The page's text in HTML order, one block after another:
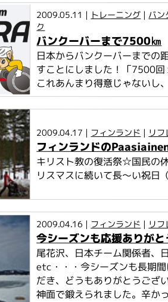
2009.05.11 | トレーニング | バン
ク
バンクーバーまで7500㎞
日本からバンクーバーまでの
すことにしました！「7500
これあんまり得意じゃないし
2009.04.17 | フィンランド | リフ
フィンランドの
キリスト教の復活祭☆国民の
リスマスに続いて長～い祝
2009.04.16 | フィンランド | リフ
今シーズンも応援ありがと
尾花沢、日本チーム関係者
etc・・・今シーズンも長期
だき、どうもありがとうご
神面で鍛えられました。辛か